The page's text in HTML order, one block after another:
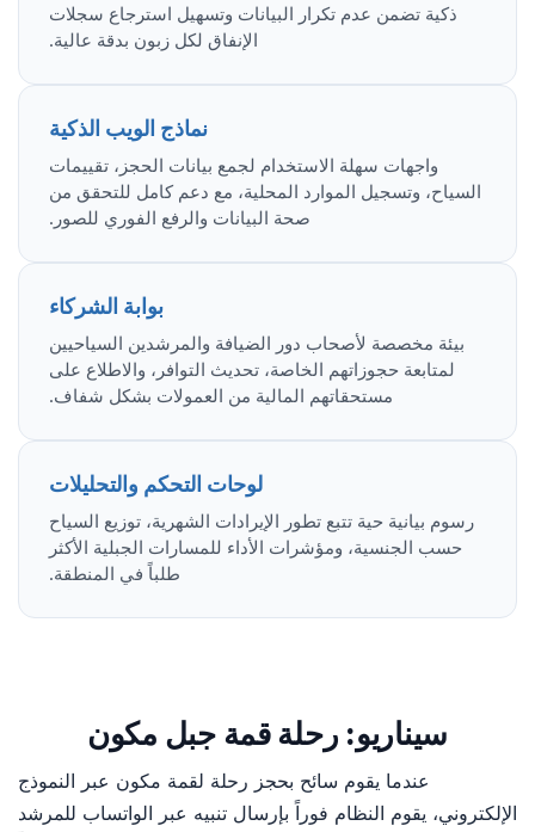
ذكية تضمن عدم تكرار البيانات وتسهيل استرجاع سجلات
الإنفاق لكل زبون بدقة عالية.
نماذج الويب الذكية
واجهات سهلة الاستخدام لجمع بيانات الحجز، تقييمات
السياح، وتسجيل الموارد المحلية، مع دعم كامل للتحقق من
صحة البيانات والرفع الفوري للصور.
بوابة الشركاء
بيئة مخصصة لأصحاب دور الضيافة والمرشدين السياحيين
لمتابعة حجوزاتهم الخاصة، تحديث التوافر، والاطلاع على
مستحقاتهم المالية من العمولات بشكل شفاف.
لوحات التحكم والتحليلات
رسوم بيانية حية تتبع تطور الإيرادات الشهرية، توزيع السياح
حسب الجنسية، ومؤشرات الأداء للمسارات الجبلية الأكثر
طلباً في المنطقة.
سيناريو: رحلة قمة جبل مكون
عندما يقوم سائح بحجز رحلة لقمة مكون عبر النموذج
الإلكتروني، يقوم النظام فوراً بإرسال تنبيه عبر الواتساب للمرشد